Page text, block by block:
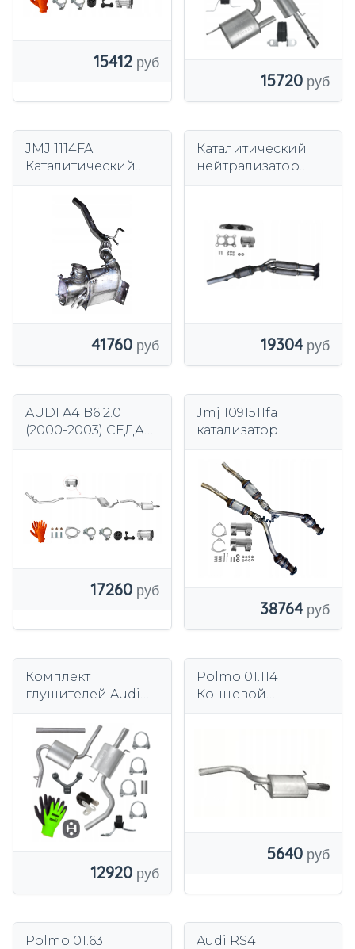
15412
15720
JMJ 1114FA
Каталитический
DPF сажевый
Volkswagen Passat
41760
Каталитический
нейтрализатор
19304
AUDI A4 B6 2.0
(2000-2003) СЕДАН
СИСТЕМА
17260
Jmj 1091511fa
катализатор
38764
Комплект
глушителей Audi
Sedan Kombi Avant
12920
Polmo 01.114
Концевой
5640
Polmo 01.63
Audi RS4